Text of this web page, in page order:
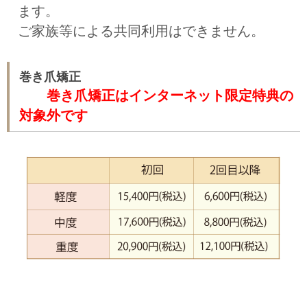
ます。
ご家族等による共同利用はできません。
巻き爪矯正
巻き爪矯正はインターネット限定特典の
対象外です